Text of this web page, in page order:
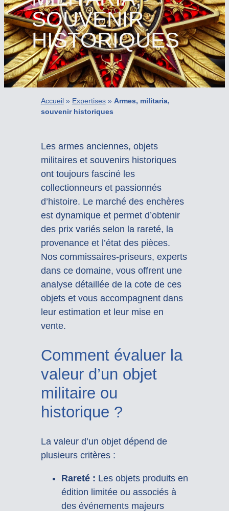
SOUVENIR
HISTORIQUES
Accueil» Expertises» Armes, militaria,
souvenir historiques
Les armes anciennes, objets
militaires et souvenirs historiques
ont toujours fasciné les
collectionneurs et passionnés
d’histoire. Le marché des enchères
est dynamique et permet d’obtenir
des prix variés selon la rareté, la
provenance et l’état des pièces.
Nos commissaires-priseurs, experts
dans ce domaine, vous offrent une
analyse détaillée de la cote de ces
objets et vous accompagnent dans
leur estimation et leur mise en
vente.
Comment évaluer la
valeur d’un objet
militaire ou
historique ?
La valeur d’un objet dépend de
plusieurs critères :
Rareté : Les objets produits en
édition limitée ou associés à
des événements majeurs